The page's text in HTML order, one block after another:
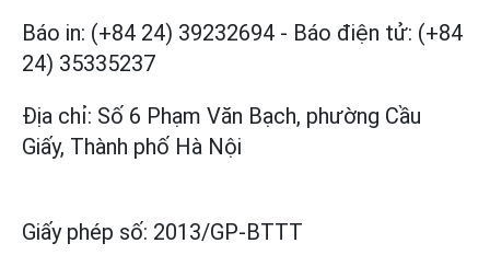
Báo in: (+84 24) 39232694 - Báo điện tử: (+84
24) 35335237
Địa chỉ: Số 6 Phạm Văn Bạch, phường Cầu
Giấy, Thành phố Hà Nội
Giấy phép số: 2013/GP-BTTT